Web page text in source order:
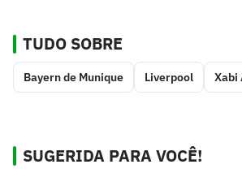
TUDO SOBRE
Bayern de Munique Liverpool Xabi
SUGERIDA PARA VOCÊ!